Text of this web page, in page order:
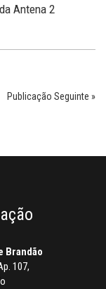
Antena 2
Publicação Seguinte »
Brandão
107,